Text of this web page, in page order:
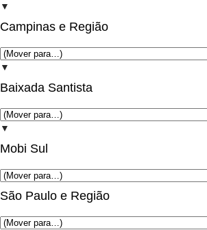
▼
Campinas e Região
▼
Baixada Santista
▼
Mobi Sul
São Paulo e Região